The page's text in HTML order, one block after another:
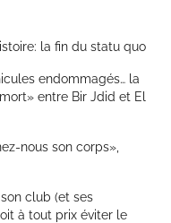
la fin du statu quo
endommagés… la
entre Bir Jdid et El
nous son corps»,
club (et ses
à tout prix éviter le